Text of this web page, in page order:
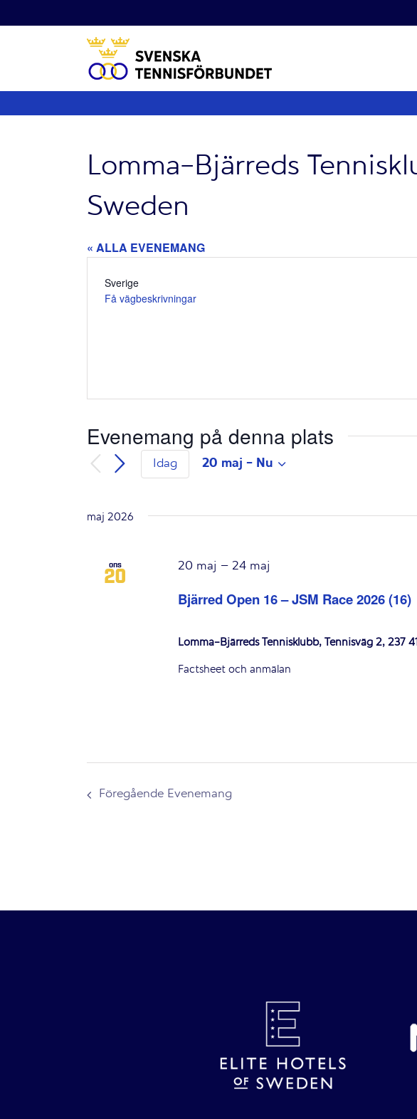
till
Lomma-Bjärreds
Sweden
« ALLA EVENEMANG
Adress
Sverige
Få vägbeskrivningar
Evenemang på denna plats
Idag 20 maj - Nu
maj 2026
ons
20
Bjärred Open 16 – JSM Race 2026 (16)
20 maj – 24 maj
Lomma-Bjärreds Tennisklubb, Tennisväg 2, 237
Factsheet och anmälan
Föregående Evenemang